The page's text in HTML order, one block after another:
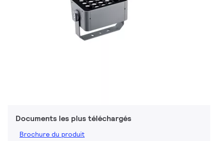
Documents les plus téléchargés
Brochure du produit